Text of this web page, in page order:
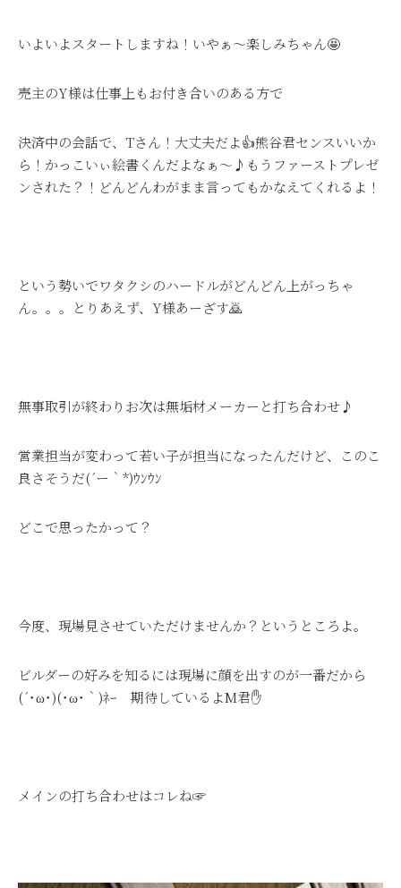
いよいよスタートしますね！いやぁ～楽しみちゃん🤩
売主のY様は仕事上もお付き合いのある方で
決済中の会話で、Tさん！大丈夫だよ👍熊谷君センスいいか
ら！かっこいぃ絵書くんだよなぁ～♪もうファーストプレゼ
ンされた？！どんどんわがまま言ってもかなえてくれるよ！
という勢いでワタクシのハードルがどんどん上がっちゃ
ん。。。とりあえず、Y様あーざす🙇
無事取引が終わりお次は無垢材メーカーと打ち合わせ♪
営業担当が変わって若い子が担当になったんだけど、このこ
良さそうだ(´ー｀*)ｳﾝｳﾝ
どこで思ったかって？
今度、現場見させていただけませんか？というところよ。
ビルダーの好みを知るには現場に顔を出すのが一番だから
(´･ω･)(･ω･｀)ﾈｰ 期待しているよM君✋
メインの打ち合わせはコレね☞